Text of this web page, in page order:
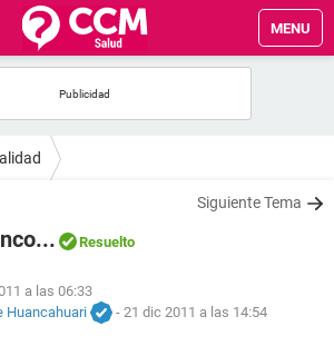
MENU
Siguiente Tema
Resuelto
a las 06:33
Huancahuari
- 21 dic 2011 a las 14:54